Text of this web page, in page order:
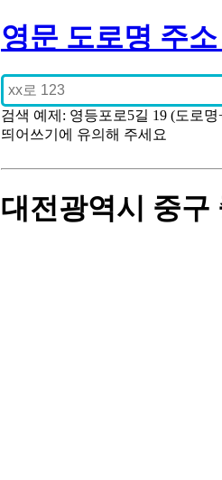
영문 도로명 주
검색 예제: 영등포로5길 19 (도로
띄어쓰기에 유의해 주세요
대전광역시 중구